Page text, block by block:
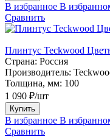
В избранное В
Сравнить
Плинтус Teckwood
Страна: Россия
Производитель:
Толщина, мм: 100
1 090 ₽/шт
Купить
В избранное В
Сравнить